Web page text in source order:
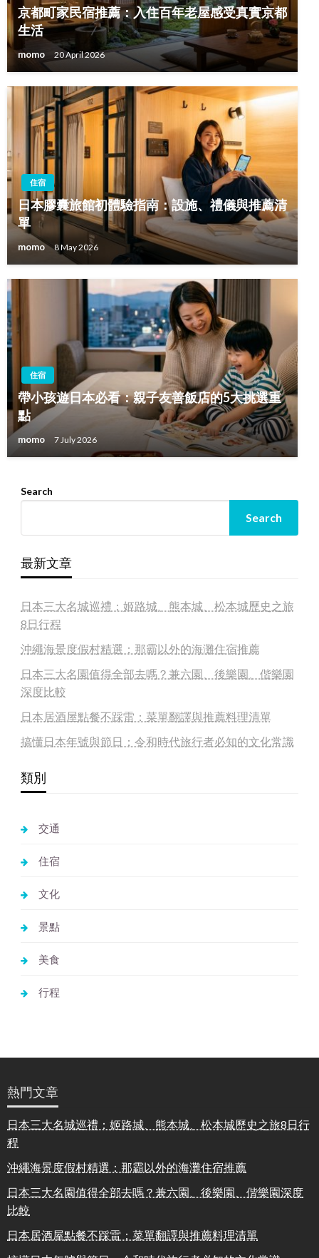
京都町家民宿推薦：入住百年老屋感受真實京都
生活
momo 20 April 2026
住宿
日本膠囊旅館初體驗指南：設施、禮儀與推薦清
單
momo 8 May 2026
住宿
帶小孩遊日本必看：親子友善飯店的5大挑選重
點
momo 7 July 2026
Search
Search
最新文章
日本三大名城巡禮：姬路城、熊本城、松本城歷史之旅
8日行程
沖繩海景度假村精選：那霸以外的海灘住宿推薦
日本三大名園值得全部去嗎？兼六園、後樂園、偕樂園
深度比較
日本居酒屋點餐不踩雷：菜單翻譯與推薦料理清單
搞懂日本年號與節日：令和時代旅行者必知的文化常識
類別
交通
住宿
文化
景點
美食
行程
熱門文章
日本三大名城巡禮：姬路城、熊本城、松本城歷史之旅8日行
程
沖繩海景度假村精選：那霸以外的海灘住宿推薦
日本三大名園值得全部去嗎？兼六園、後樂園、偕樂園深度
比較
日本居酒屋點餐不踩雷：菜單翻譯與推薦料理清單